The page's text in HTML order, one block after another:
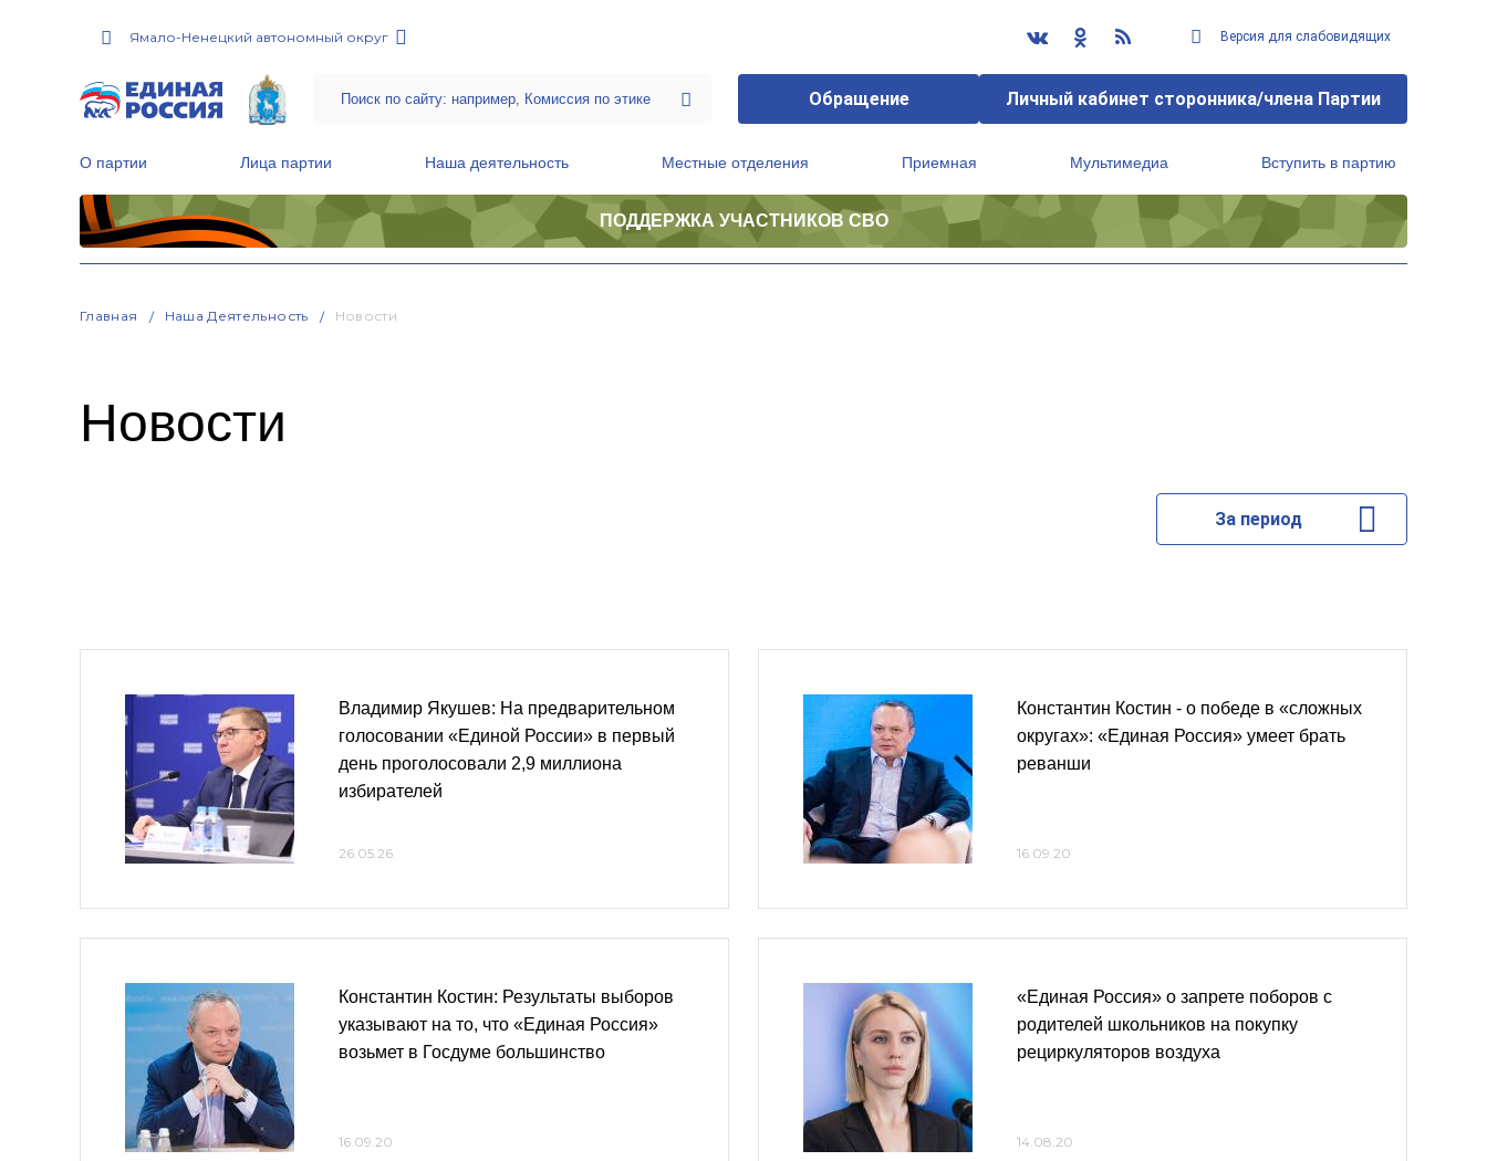
Ямало-Ненецкий автономный округ Версия для слабовидящих
Обращение Личный кабинет сторонника/члена Партии
О партии Лица партии Наша деятельность Местные отделения Приемная Мультимедиа Вступить в партию
ПОДДЕРЖКА УЧАСТНИКОВ СВО
Главная Наша Деятельность Новости
Новости
За период
Владимир Якушев: На предварительном
голосовании «Единой России» в первый
день проголосовали 2,9 миллиона
избирателей
26.05.26
Константин Костин: Результаты выборов
указывают на то, что «Единая Россия»
возьмет в Госдуме большинство
16.09.20
Константин Костин - о победе в «сложных
округах»: «Единая Россия» умеет брать
реванши
16.09.20
«Единая Россия» о запрете поборов с
родителей школьников на покупку
рециркуляторов воздуха
14.08.20